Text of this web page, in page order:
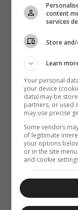
content
services
Store
Learn
Your personal
your device
data) may be
partners, or used
may use precise
Some vendors
of legitimate
your options
or in the site
and cookie